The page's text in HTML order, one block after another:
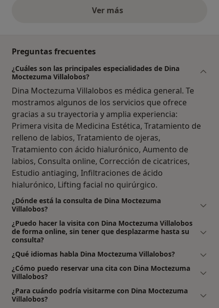
Ver másopiniones anteriores
Preguntas frecuentes
¿Cuáles son las principales especialidades de Dina
Moctezuma Villalobos?
Dina Moctezuma Villalobos es médica general. Te
mostramos algunos de los servicios que ofrece
gracias a su trayectoria y amplia experiencia:
Primera visita de Medicina Estética, Tratamiento de
relleno de labios, Tratamiento de ojeras,
Tratamiento con ácido hialurónico, Aumento de
labios, Consulta online, Corrección de cicatrices,
Estudio antiaging, Infiltraciones de ácido
hialurónico, Lifting facial no quirúrgico.
¿Dónde está la consulta de Dina Moctezuma
Villalobos?
¿Puedo hacer la visita con Dina Moctezuma Villalobos
de forma online, sin tener que desplazarme hasta su
consulta?
¿Qué idiomas habla Dina Moctezuma Villalobos?
¿Cómo puedo reservar una cita con Dina Moctezuma
Villalobos?
¿Para cuándo podría visitarme con Dina Moctezuma
Villalobos?